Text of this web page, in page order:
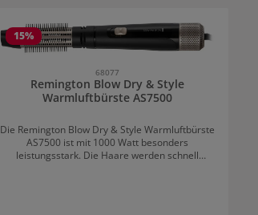
15%
68077
Remington Blow Dry & Style
Warmluftbürste AS7500
Die Remington Blow Dry & Style Warmluftbürste
AS7500 ist mit 1000 Watt besonders
leistungsstark. Die Haare werden schnell